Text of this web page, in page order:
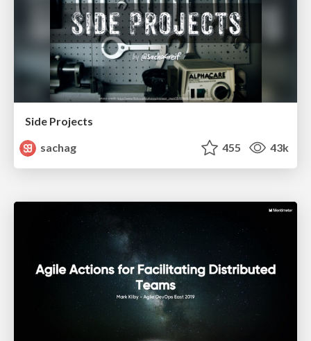
Side Projects
sachag
455 43k